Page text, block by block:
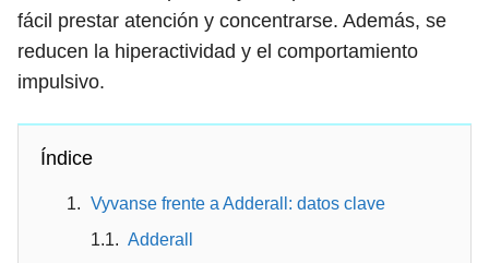
fácil prestar atención y concentrarse. Además, se
reducen la hiperactividad y el comportamiento
impulsivo.
Índice
Vyvanse frente a Adderall: datos clave
Adderall